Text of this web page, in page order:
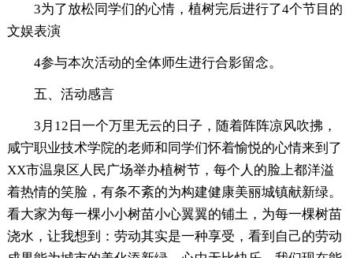
3为了放松同学们的心情，植树完后进行了4个节目的
文娱表演
4参与本次活动的全体师生进行合影留念。
五、活动感言
3月12日一个万里无云的日子，随着阵阵凉风吹拂，
咸宁职业技术学院的老师和同学们怀着愉悦的心情来到了
XX市温泉区人民广场举办植树节，每个人的脸上都洋溢
着热情的笑脸，有条不紊的为构建健康美丽城镇献新绿。
看大家为每一棵小小树苗小心翼翼的铺土，为每一棵树苗
浇水，让我想到：劳动其实是一种享受，看到自己的劳动